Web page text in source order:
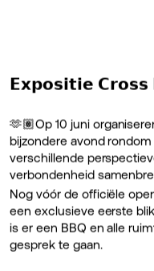
𝗘𝘅𝗽𝗼𝘀𝗶𝘁𝗶𝗲
🫶🏽Op 10 juni
bijzondere avond
verschillende
verbondenheid
Nog vóór de officiële
een exclusieve eerste
is er een BBQ en alle
gesprek te gaan.